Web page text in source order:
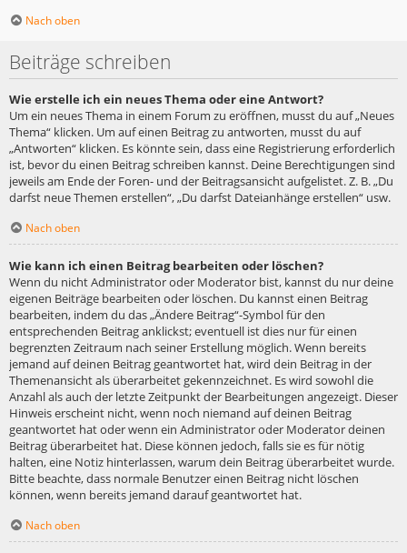
Nach oben
Beiträge schreiben
Wie erstelle ich ein neues Thema oder eine Antwort?
Um ein neues Thema in einem Forum zu eröffnen, musst du auf „Neues
Thema“ klicken. Um auf einen Beitrag zu antworten, musst du auf
„Antworten“ klicken. Es könnte sein, dass eine Registrierung erforderlich
ist, bevor du einen Beitrag schreiben kannst. Deine Berechtigungen sind
jeweils am Ende der Foren- und der Beitragsansicht aufgelistet. Z. B. „Du
darfst neue Themen erstellen“, „Du darfst Dateianhänge erstellen“ usw.
Nach oben
Wie kann ich einen Beitrag bearbeiten oder löschen?
Wenn du nicht Administrator oder Moderator bist, kannst du nur deine
eigenen Beiträge bearbeiten oder löschen. Du kannst einen Beitrag
bearbeiten, indem du das „Ändere Beitrag“-Symbol für den
entsprechenden Beitrag anklickst; eventuell ist dies nur für einen
begrenzten Zeitraum nach seiner Erstellung möglich. Wenn bereits
jemand auf deinen Beitrag geantwortet hat, wird dein Beitrag in der
Themenansicht als überarbeitet gekennzeichnet. Es wird sowohl die
Anzahl als auch der letzte Zeitpunkt der Bearbeitungen angezeigt. Dieser
Hinweis erscheint nicht, wenn noch niemand auf deinen Beitrag
geantwortet hat oder wenn ein Administrator oder Moderator deinen
Beitrag überarbeitet hat. Diese können jedoch, falls sie es für nötig
halten, eine Notiz hinterlassen, warum dein Beitrag überarbeitet wurde.
Bitte beachte, dass normale Benutzer einen Beitrag nicht löschen
können, wenn bereits jemand darauf geantwortet hat.
Nach oben